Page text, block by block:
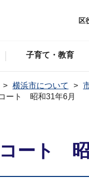
区
子育て・教育
横浜市について
ート 昭和31年6月
ート 昭